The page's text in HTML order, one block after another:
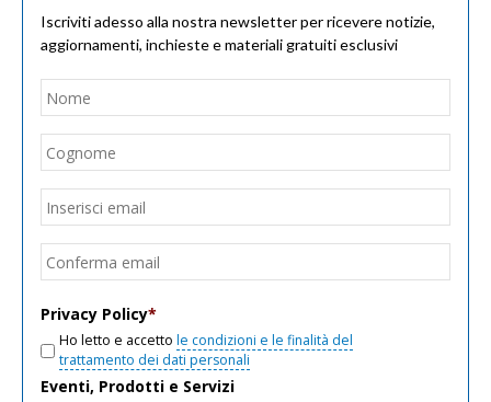
Iscriviti adesso alla nostra newsletter per ricevere notizie,
aggiornamenti, inchieste e materiali gratuiti esclusivi
Nome
Email
Privacy Policy*
Ho letto e accetto le condizioni e le finalità del
trattamento dei dati personali
Eventi, Prodotti e Servizi